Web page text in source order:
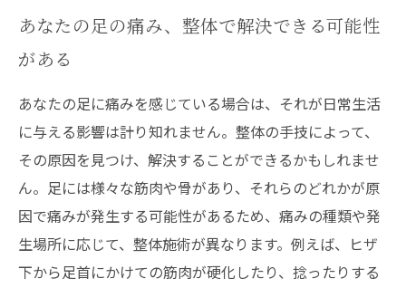
あなたの足の痛み、整体で解決できる可能性
がある
あなたの足に痛みを感じている場合は、それが日常生活
に与える影響は計り知れません。整体の手技によって、
その原因を見つけ、解決することができるかもしれませ
ん。足には様々な筋肉や骨があり、それらのどれかが原
因で痛みが発生する可能性があるため、痛みの種類や発
生場所に応じて、整体施術が異なります。例えば、ヒザ
下から足首にかけての筋肉が硬化したり、捻ったりする